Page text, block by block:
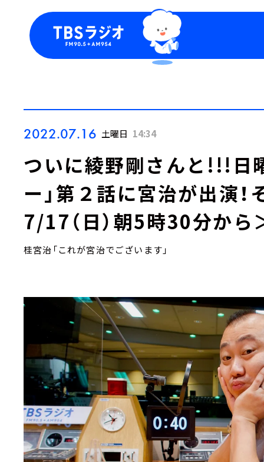
2022.07.16 土曜日 14:34
ついに綾野剛さんと!!!日
ー」第２話に宮治が出演
7/17（日）朝5時30分から
桂宮治「これが宮治でございます」